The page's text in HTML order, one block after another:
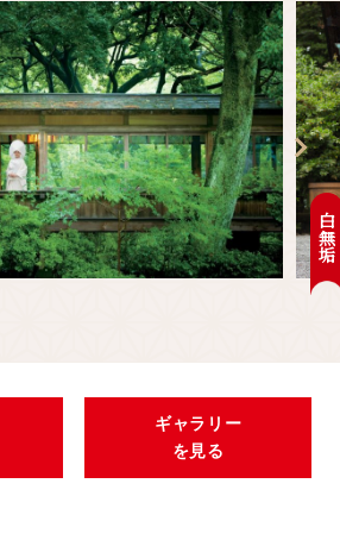
白無垢
ギャラリー
を見る